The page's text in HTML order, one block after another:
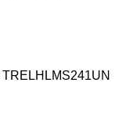
TRELHLMS241UN